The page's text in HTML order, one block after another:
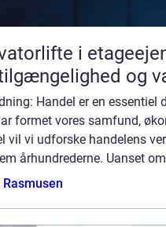
i
og
Handel er en essentiel
formet vores samfund,
vil vi udforske handelens
århundrederne. Uanset